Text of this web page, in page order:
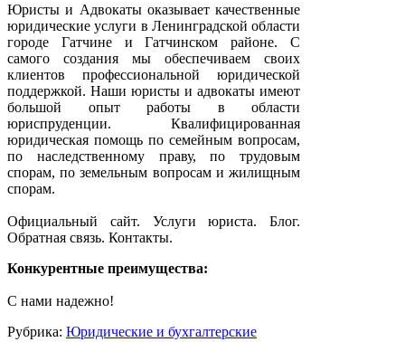
Юристы и Адвокаты оказывает качественные
юридические услуги в Ленинградской области
городе Гатчине и Гатчинском районе. С
самого создания мы обеспечиваем своих
клиентов профессиональной юридической
поддержкой. Наши юристы и адвокаты имеют
большой опыт работы в области
юриспруденции. Квалифицированная
юридическая помощь по семейным вопросам,
по наследственному праву, по трудовым
спорам, по земельным вопросам и жилищным
спорам.
Официальный сайт. Услуги юриста. Блог.
Обратная связь. Контакты.
Конкурентные преимущества:
С нами надежно!
Рубрика: Юридические и бухгалтерские